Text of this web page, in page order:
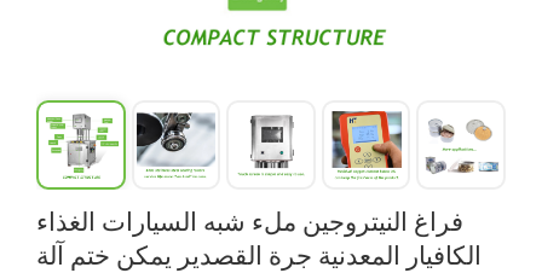
فراغ النيتروجين ملء شبه السيارات الغذاء
الكافيار المعدنية جرة القصدير يمكن ختم آلة